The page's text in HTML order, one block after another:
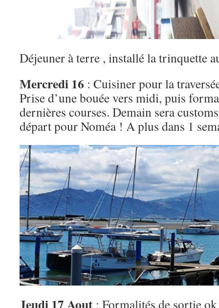
Déjeuner à terre , installé la trinquette
Mercredi 16 : Cuisiner pour la
Prise d’une bouée vers midi, puis
dernières courses. Demain sera
départ pour Noméa ! A plus dans 1
Jeudi 17 Aout ; Formalités de sortie